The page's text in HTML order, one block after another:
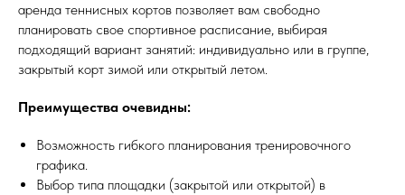
аренда теннисных кортов позволяет вам свободно
планировать свое спортивное расписание, выбирая
подходящий вариант занятий: индивидуально или в группе,
закрытый корт зимой или открытый летом.
Преимущества очевидны:
Возможность гибкого планирования тренировочного
графика.
Выбор типа площадки (закрытой или открытой) в